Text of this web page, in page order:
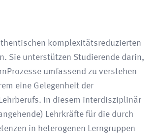
komplexitätsreduzierten
Sie unterstützen Studierende darin,
umfassend zu verstehen
eine Gelegenheit der
In diesem interdisziplinär
Lehrkräfte für die durch
in heterogenen Lerngruppen